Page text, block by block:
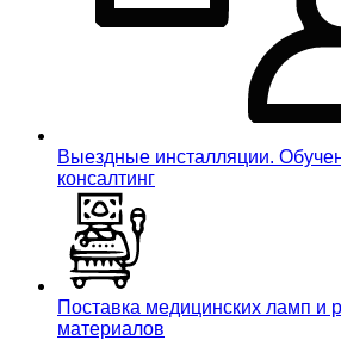
Выездные инсталляции.
консалтинг
Поставка медицинских ламп и
материалов